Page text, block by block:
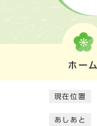
ホーム
現在位置
あしあと